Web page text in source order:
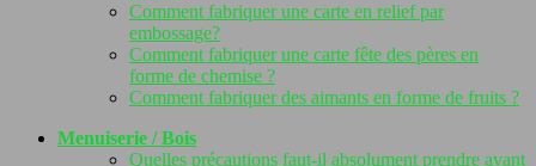
Comment fabriquer une carte en relief par
embossage?
Comment fabriquer une carte fête des pères en
forme de chemise ?
Comment fabriquer des aimants en forme de fruits ?
Menuiserie / Bois
Quelles précautions faut-il absolument prendre avant